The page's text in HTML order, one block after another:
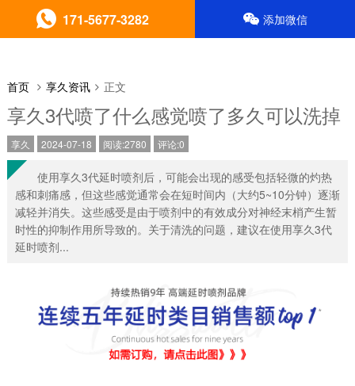
首页 享久资讯 正文
享久3代喷了什么感觉喷了多久可以洗掉
享久 2024-07-18 阅读:2780 评论:0
使用享久3代延时喷剂后，可能会出现的感受包括轻微的灼热
感和刺痛感，但这些感觉通常会在短时间内（大约5~10分钟）逐渐
减轻并消失。这些感受是由于喷剂中的有效成分对神经末梢产生暂
时性的抑制作用所导致的。关于清洗的问题，建议在使用享久3代
延时喷剂...
171-5677-3282 添加微信